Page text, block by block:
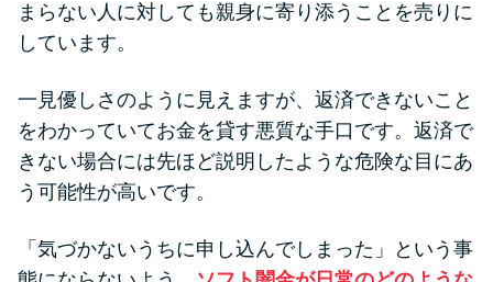
まらない人に対しても親身に寄り添うことを売りに
しています。
一見優しさのように見えますが、返済できないこと
をわかっていてお金を貸す悪質な手口です。返済で
きない場合には先ほど説明したような危険な目にあ
う可能性が高いです。
「気づかないうちに申し込んでしまった」という事